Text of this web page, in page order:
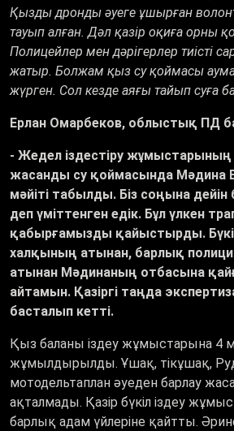
Қызды дронды әуеге ұшырған
тауып алған. Дәл қазір оқиға орны
Полицейлер мен дәрігерлер тиісті
жатыр. Болжам қыз су қоймасы
жүрген. Сол кезде аяғы тайып суға
Ерлан Омарбеков, облыстық ПД
- Жедел іздестіру
жасанды су қоймасында Мәдина
мәйіті табылды. Біз соңына дейін
деп үміттенген едік. Бұл үлкен
қабырғамызды қайыстырды.
халқының атынан, барлық
атынан Мәдинаның отбасына
айтамын. Қазіргі таңда
басталып кетті.
Қыз баланы іздеу жұмыстарына 4
жұмылдырылды. Ұшақ, тікұшақ,
мотодельтаплан әуеден барлау
ақталмады. Қазір бүкіл іздеу
барлық адам үйлеріне қайтты.